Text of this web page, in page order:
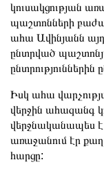
կուսակցության
պաշտոնների
ահա Ավինյանն այդ
ընտրված
ընտրություններին
Իսկ ահա
վերջին ահազանգ
վերջնականապես է
առաջանում էր
հարցը: